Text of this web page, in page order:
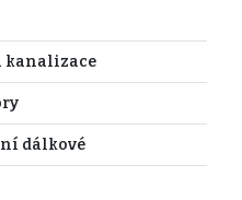
kanalizace
dálkové